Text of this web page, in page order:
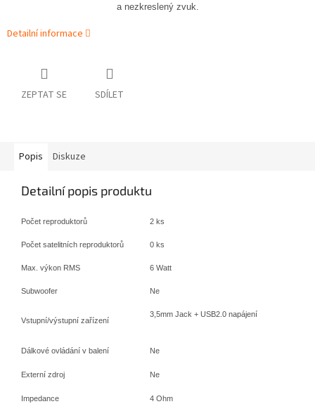
a nezkreslený zvuk.
Detailní informace
ZEPTAT SE SDÍLET
Popis Diskuze
Detailní popis produktu
Počet reproduktorů 2 ks
Počet satelitních reproduktorů 0 ks
Max. výkon RMS 6 Watt
Subwoofer Ne
Vstupní/výstupní zařízení
3,5mm Jack + USB2.0 napájení
Dálkové ovládání v balení Ne
Externí zdroj Ne
Impedance 4 Ohm